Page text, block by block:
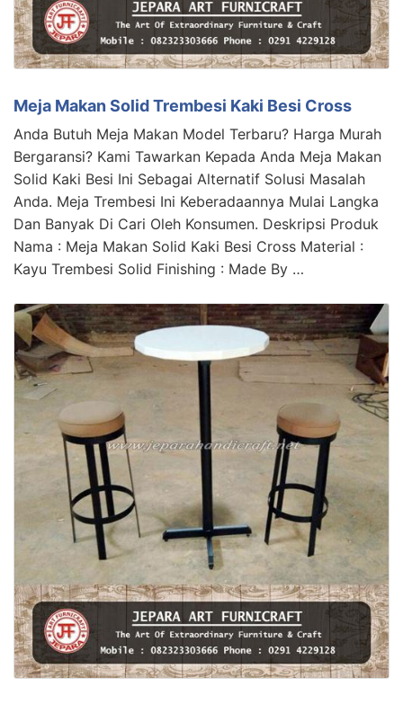
Meja Makan Solid Trembesi Kaki Besi Cross
Anda Butuh Meja Makan Model Terbaru? Harga Murah
Bergaransi? Kami Tawarkan Kepada Anda Meja Makan
Solid Kaki Besi Ini Sebagai Alternatif Solusi Masalah
Anda. Meja Trembesi Ini Keberadaannya Mulai Langka
Dan Banyak Di Cari Oleh Konsumen. Deskripsi Produk
Nama : Meja Makan Solid Kaki Besi Cross Material :
Kayu Trembesi Solid Finishing : Made By …